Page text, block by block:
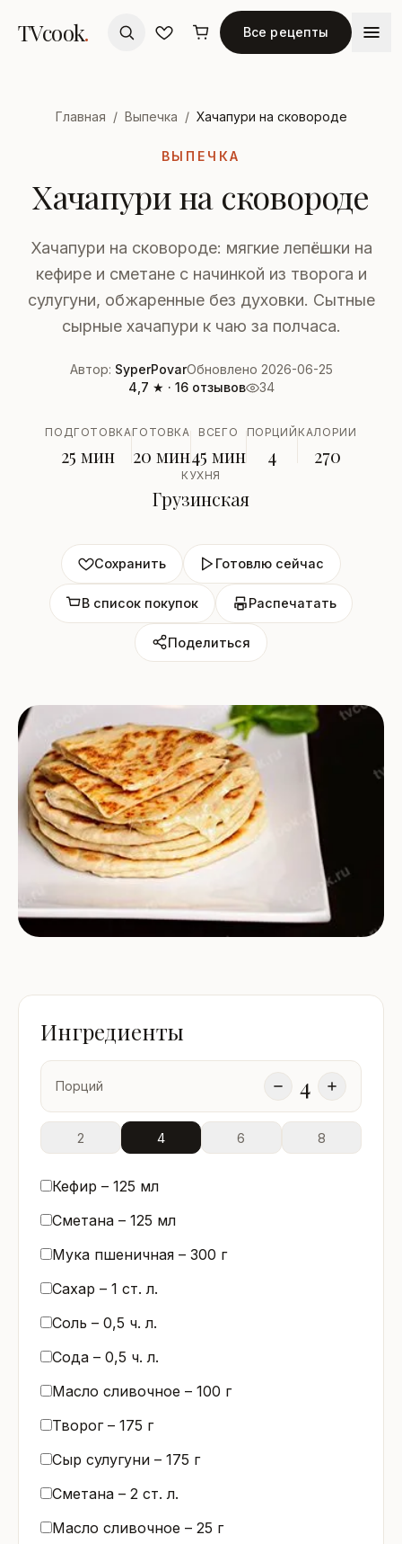
TVcook. Все рецепты
Главная / Выпечка / Хачапури на сковороде
ВЫПЕЧКА
Хачапури на сковороде
Хачапури на сковороде: мягкие лепёшки на
кефире и сметане с начинкой из творога и
сулугуни, обжаренные без духовки. Сытные
сырные хачапури к чаю за полчаса.
Автор: SyperPovarОбновлено 2026-06-25
4,7 ★ · 16 отзывов
34
ПОДГОТОВКА
25 мин
ГОТОВКА
20 мин
ВСЕГО
45 мин
ПОРЦИЙ
4
КАЛОРИИ
270
КУХНЯ
Грузинская
Сохранить Готовлю сейчас
В список покупок Распечатать
Поделиться
Ингредиенты
Порций 4
2 4 6 8
Кефир – 125 мл
Сметана – 125 мл
Мука пшеничная – 300 г
Сахар – 1 ст. л.
Соль – 0,5 ч. л.
Сода – 0,5 ч. л.
Масло сливочное – 100 г
Творог – 175 г
Сыр сулугуни – 175 г
Сметана – 2 ст. л.
Масло сливочное – 25 г